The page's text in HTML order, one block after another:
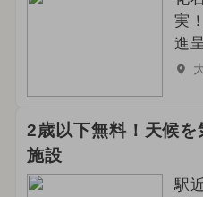
実
進
2歳以下無料！天候
施設
駅